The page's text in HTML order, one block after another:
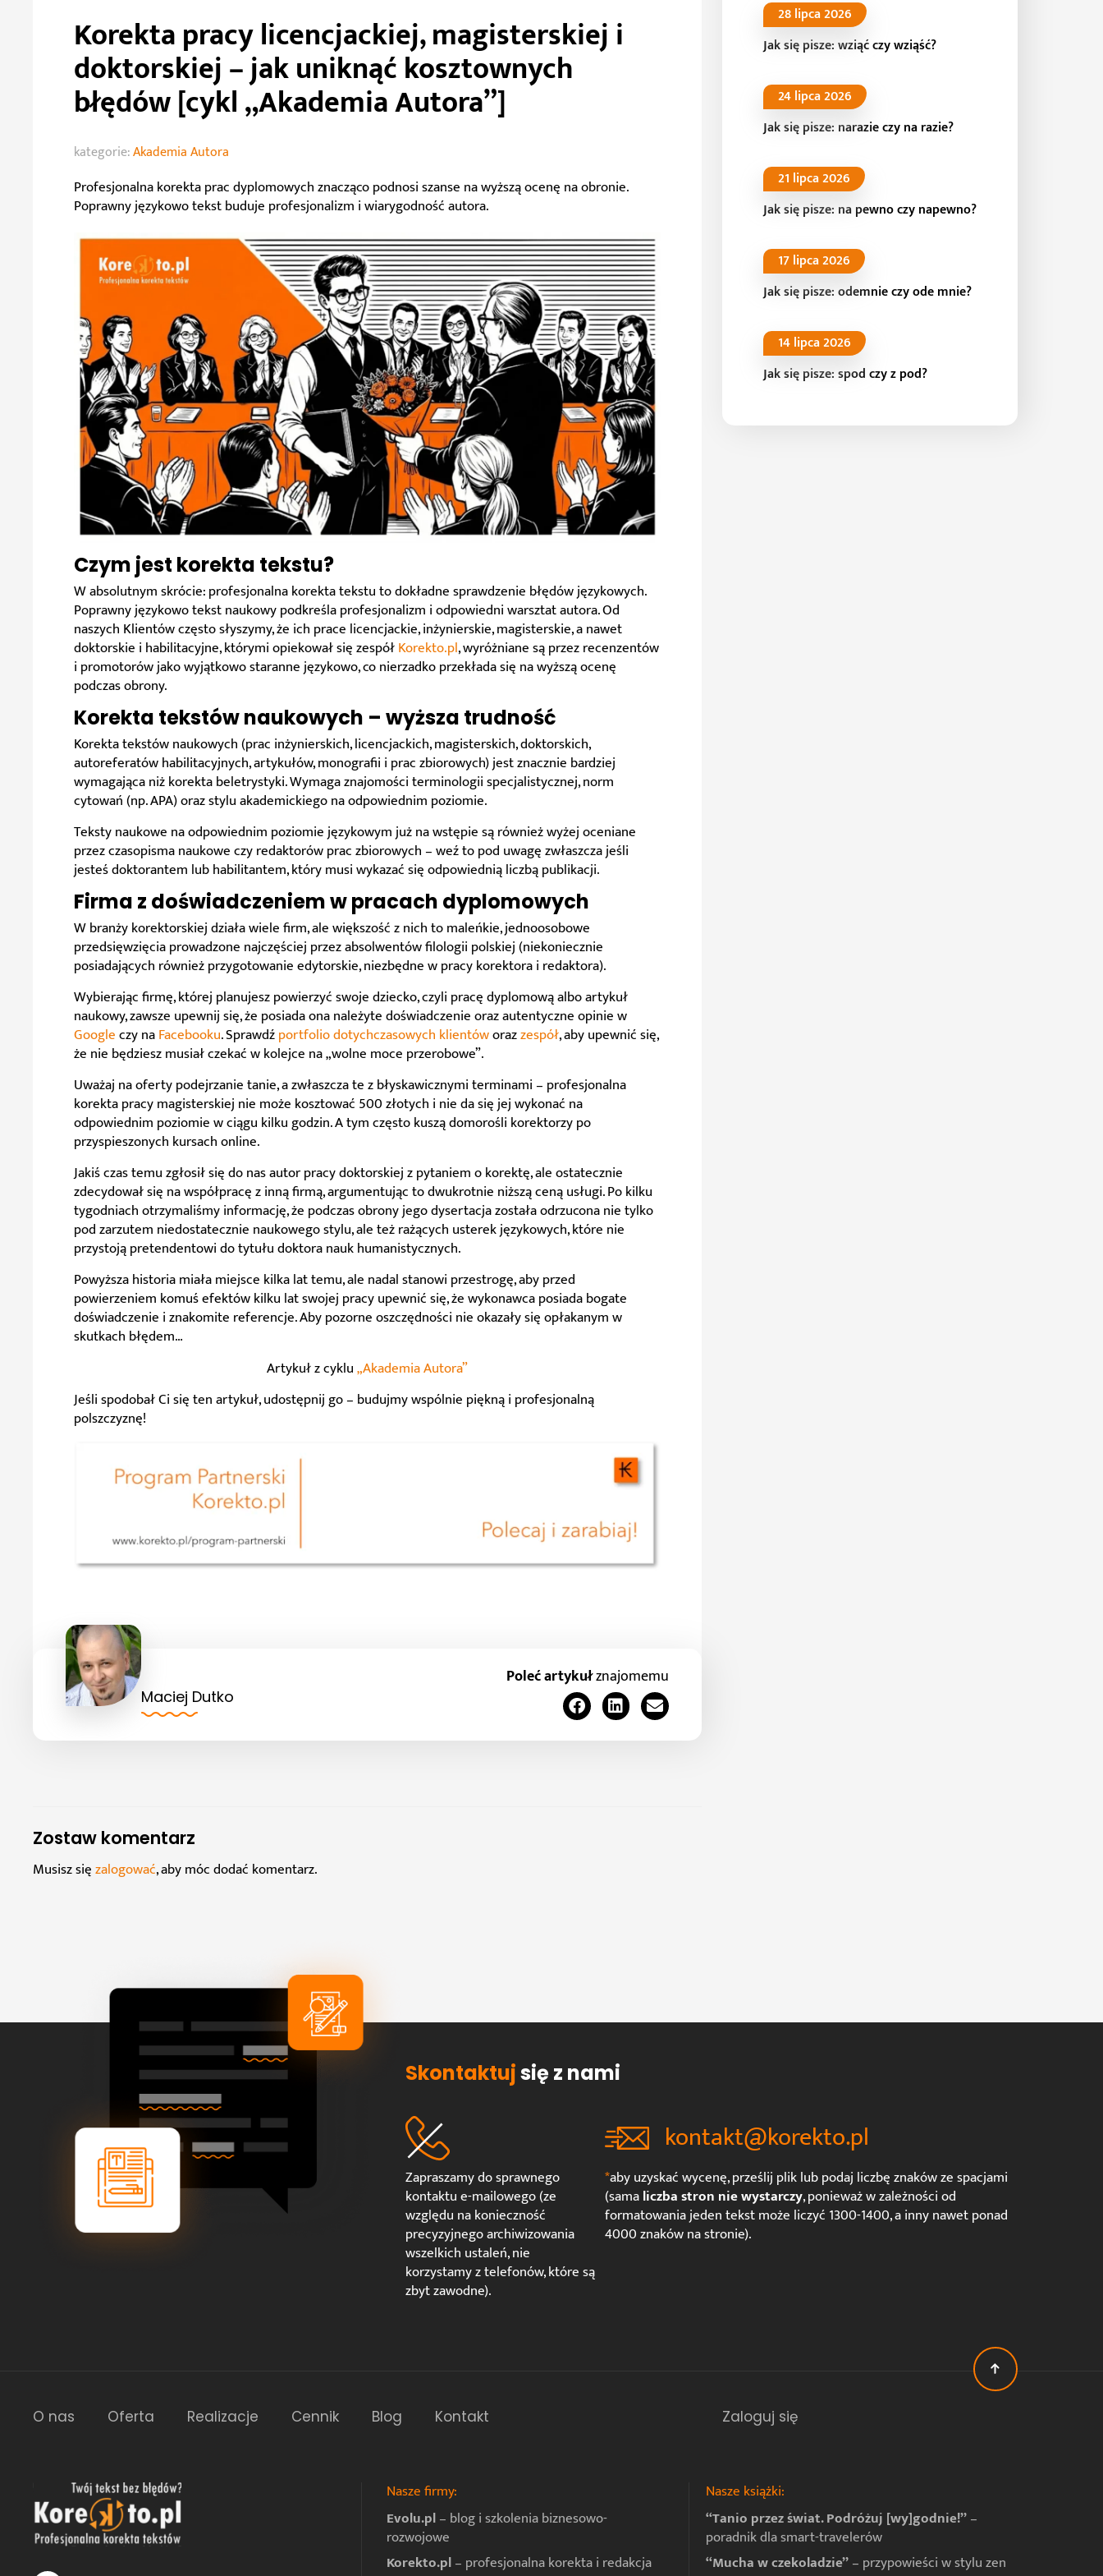
Korekta pracy licencjackiej, magisterskiej i
doktorskiej – jak uniknąć kosztownych
błędów [cykl „Akademia Autora”]
kategorie:Akademia Autora
Profesjonalna korekta prac dyplomowych znacząco podnosi szanse na wyższą ocenę na obronie.
Poprawny językowo tekst buduje profesjonalizm i wiarygodność autora.
Czym jest korekta tekstu?
W absolutnym skrócie: profesjonalna korekta tekstu to dokładne sprawdzenie błędów językowych.
Poprawny językowo tekst naukowy podkreśla profesjonalizm i odpowiedni warsztat autora. Od
naszych Klientów często słyszymy, że ich prace licencjackie, inżynierskie, magisterskie, a nawet
doktorskie i habilitacyjne, którymi opiekował się zespółKorekto.pl, wyróżniane są przez recenzentów
i promotorów jako wyjątkowo staranne językowo, co nierzadko przekłada się na wyższą ocenę
podczas obrony.
Korekta tekstów naukowych – wyższa trudność
Korekta tekstów naukowych (prac inżynierskich, licencjackich, magisterskich, doktorskich,
autoreferatów habilitacyjnych, artykułów, monografii i prac zbiorowych) jest znacznie bardziej
wymagająca niż korekta beletrystyki. Wymaga znajomości terminologii specjalistycznej, norm
cytowań (np. APA) oraz stylu akademickiego na odpowiednim poziomie.
Teksty naukowe na odpowiednim poziomie językowym już na wstępie są również wyżej oceniane
przez czasopisma naukowe czy redaktorów prac zbiorowych – weź to pod uwagę zwłaszcza jeśli
jesteś doktorantem lub habilitantem, który musi wykazać się odpowiednią liczbą publikacji.
Firma z doświadczeniem w pracach dyplomowych
W branży korektorskiej działa wiele firm, ale większość z nich to maleńkie, jednoosobowe
przedsięwzięcia prowadzone najczęściej przez absolwentów filologii polskiej (niekoniecznie
posiadających również przygotowanie edytorskie, niezbędne w pracy korektora i redaktora).
Wybierając firmę, której planujesz powierzyć swoje dziecko, czyli pracę dyplomową albo artykuł
naukowy, zawsze upewnij się, że posiada ona należyte doświadczenie oraz autentyczne opinie w
Googleczy naFacebooku. Sprawdźportfolio dotychczasowych klientóworazzespół, aby upewnić się,
że nie będziesz musiał czekać w kolejce na „wolne moce przerobowe”.
Uważaj na oferty podejrzanie tanie, a zwłaszcza te z błyskawicznymi terminami – profesjonalna
korekta pracy magisterskiej nie może kosztować 500 złotych i nie da się jej wykonać na
odpowiednim poziomie w ciągu kilku godzin. A tym często kuszą domorośli korektorzy po
przyspieszonych kursach online.
Jakiś czas temu zgłosił się do nas autor pracy doktorskiej z pytaniem o korektę, ale ostatecznie
zdecydował się na współpracę z inną firmą, argumentując to dwukrotnie niższą ceną usługi. Po kilku
tygodniach otrzymaliśmy informację, że podczas obrony jego dysertacja została odrzucona nie tylko
pod zarzutem niedostatecznie naukowego stylu, ale też rażących usterek językowych, które nie
przystoją pretendentowi do tytułu doktora nauk humanistycznych.
Powyższa historia miała miejsce kilka lat temu, ale nadal stanowi przestrogę, aby przed
powierzeniem komuś efektów kilku lat swojej pracy upewnić się, że wykonawca posiada bogate
doświadczenie i znakomite referencje. Aby pozorne oszczędności nie okazały się opłakanym w
skutkach błędem…
Artykuł z cyklu„Akademia Autora”
Jeśli spodobał Ci się ten artykuł, udostępnij go – budujmy wspólnie piękną i profesjonalną
polszczyznę!
Maciej Dutko
Poleć artykułznajomemu
Zostaw komentarz
Musisz sięzalogować, aby móc dodać komentarz.
Jak się pisze: wziąć czy wziąść?
28 lipca 2026
Jak się pisze: narazie czy na razie?
24 lipca 2026
Jak się pisze: na pewno czy napewno?
21 lipca 2026
Jak się pisze: odemnie czy ode mnie?
17 lipca 2026
Jak się pisze: spod czy z pod?
14 lipca 2026
Skontaktujsię z nami
Zapraszamy do sprawnego
kontaktu e-mailowego (ze
względu na konieczność
precyzyjnego archiwizowania
wszelkich ustaleń, nie
korzystamy z telefonów, które są
zbyt zawodne).
kontakt@korekto.pl
*aby uzyskać wycenę, prześlij plik lub podaj liczbę znaków ze spacjami
(samaliczba stron nie wystarczy, ponieważ w zależności od
formatowania jeden tekst może liczyć 1300-1400, a inny nawet ponad
4000 znaków na stronie).
O nas Oferta Realizacje Cennik Blog Kontakt Zaloguj się
Nasze firmy:
Evolu.pl– blog i szkolenia biznesowo-
rozwojowe
Korekto.pl– profesjonalna korekta i redakcja
Nasze książki:
“Tanio przez świat. Podróżuj [wy]godnie!”–
poradnik dla smart-travelerów
“Mucha w czekoladzie”– przypowieści w stylu zen